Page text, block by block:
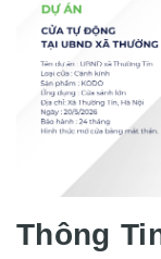
Thông